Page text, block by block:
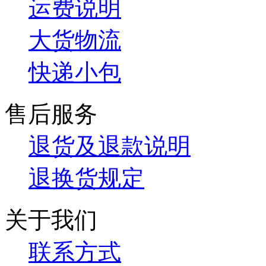
运费说明
大货物流
快递小包
售后服务
退货及退款说明
退换货规定
关于我们
联系方式